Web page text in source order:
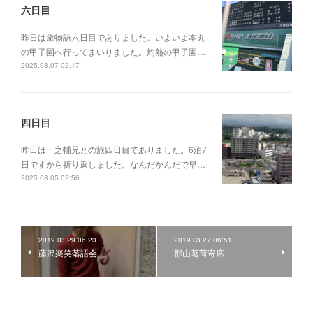
六日目
昨日は旅物語六日目でありました。いよいよ本丸
の甲子園へ行ってまいりました。灼熱の甲子園…
2025.08.07 02:17
四日目
昨日は一之輔兄との旅四日目でありました。6泊7
日ですから折り返しました。なんだかんだで早…
2025.08.05 02:56
2019.03.29 06:23
藤沢楽笑落語会
2019.03.27 06:51
郡山茗荷寄席